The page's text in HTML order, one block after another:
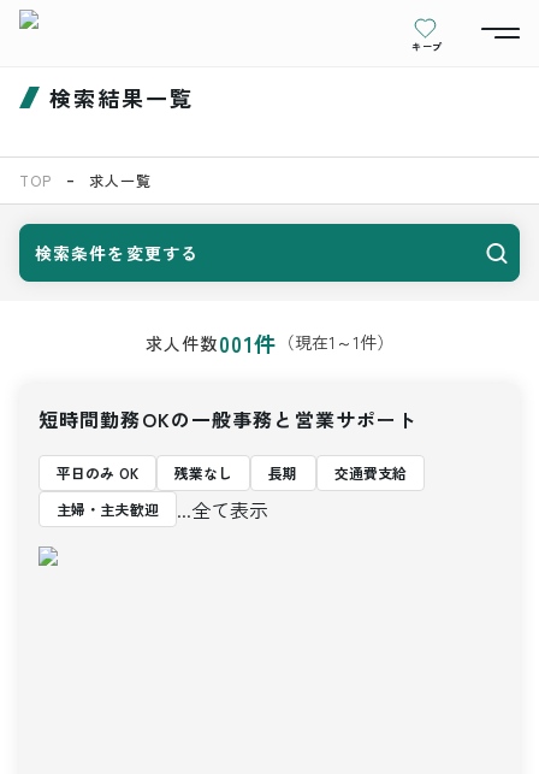
キープ
検索結果一覧
TOP 求人一覧
検索条件を変更する
求人件数001件 （現在1 ～1件）
短時間勤務OKの一般事務と営業サポート
平日のみ OK 残業なし 長期
交通費支給
主婦・主夫歓迎
...全て表示